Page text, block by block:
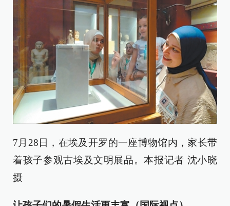
7月28日，在埃及开罗的一座博物馆内，家长带
着孩子参观古埃及文明展品。本报记者 沈小晓
摄